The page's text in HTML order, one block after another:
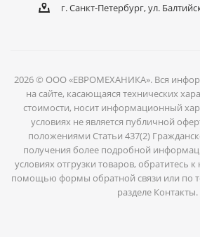
г. Санкт-Петербург, ул.
2026 © ООО «ЕВРОМЕХАНИКА». Вся
на сайте, касающаяся технических
стоимости, носит информационный
условиях не является публичной
положениями Статьи 437(2)
получения более подробной
условиях отгрузки товаров, обратитесь
помощью формы обратной связи или по
разделе Контакты.